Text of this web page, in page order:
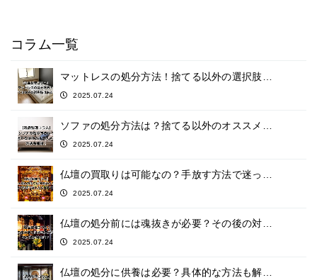
コラム一覧
マットレスの処分方法！捨てる以外の選択肢…
2025.07.24
ソファの処分方法は？捨てる以外のオススメ…
2025.07.24
仏壇の買取りは可能なの？手放す方法で迷っ…
2025.07.24
仏壇の処分前には魂抜きが必要？その後の対…
2025.07.24
仏壇の処分に供養は必要？具体的な方法も解…